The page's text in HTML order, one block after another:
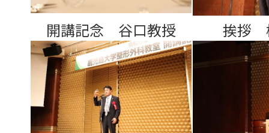
開講記念 谷口教授 挨拶